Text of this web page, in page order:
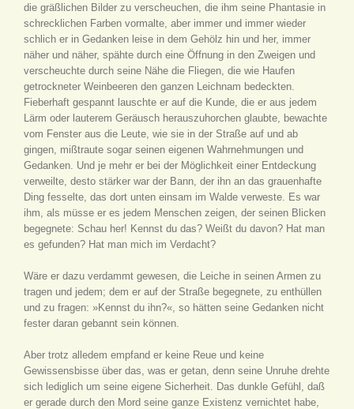
die gräßlichen Bilder zu verscheuchen, die ihm seine Phantasie in
schrecklichen Farben vormalte, aber immer und immer wieder
schlich er in Gedanken leise in dem Gehölz hin und her, immer
näher und näher, spähte durch eine Öffnung in den Zweigen und
verscheuchte durch seine Nähe die Fliegen, die wie Haufen
getrockneter Weinbeeren den ganzen Leichnam bedeckten.
Fieberhaft gespannt lauschte er auf die Kunde, die er aus jedem
Lärm oder lauterem Geräusch herauszuhorchen glaubte, bewachte
vom Fenster aus die Leute, wie sie in der Straße auf und ab
gingen, mißtraute sogar seinen eigenen Wahrnehmungen und
Gedanken. Und je mehr er bei der Möglichkeit einer Entdeckung
verweilte, desto stärker war der Bann, der ihn an das grauenhafte
Ding fesselte, das dort unten einsam im Walde verweste. Es war
ihm, als müsse er es jedem Menschen zeigen, der seinen Blicken
begegnete: Schau her! Kennst du das? Weißt du davon? Hat man
es gefunden? Hat man mich im Verdacht?
Wäre er dazu verdammt gewesen, die Leiche in seinen Armen zu
tragen und jedem; dem er auf der Straße begegnete, zu enthüllen
und zu fragen: »Kennst du ihn?«, so hätten seine Gedanken nicht
fester daran gebannt sein können.
Aber trotz alledem empfand er keine Reue und keine
Gewissensbisse über das, was er getan, denn seine Unruhe drehte
sich lediglich um seine eigene Sicherheit. Das dunkle Gefühl, daß
er gerade durch den Mord seine ganze Existenz vernichtet habe,